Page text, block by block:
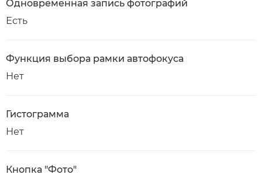
Одновременная запись фотографий
Есть
Функция выбора рамки автофокуса
Нет
Гистограмма
Нет
Кнопка "Фото"